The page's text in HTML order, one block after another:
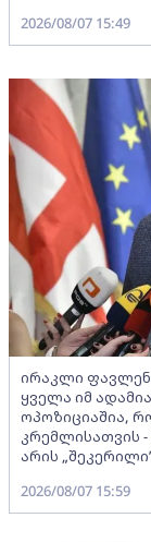
2026/08/07 15:49
ირაკლი
ყველა იმ
ოპოზიციაშია,
კრემლისათვის -
არის
2026/08/07 15:59